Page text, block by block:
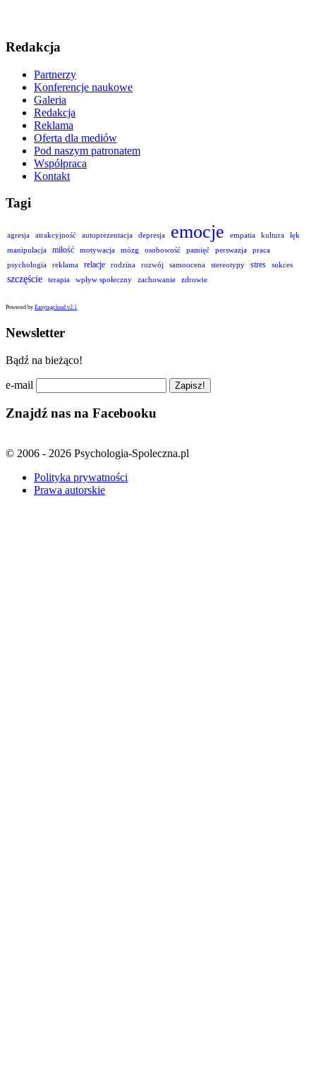
Redakcja
Partnerzy
Konferencje naukowe
Galeria
Redakcja
Reklama
Oferta dla mediów
Pod naszym patronatem
Współpraca
Kontakt
Tagi
agresja atrakcyjność autoprezentacja depresja emocje empatia kultura
lęk
manipulacja
miłość motywacja mózg osobowość pamięć perswazja
praca
psychologia
reklama relacje rodzina rozwój samoocena stereotypy stres sukces
szczęście terapia wpływ społeczny zachowanie zdrowie
Powered by Easytagcloud v2.1
Newsletter
Bądź na bieżąco!
e-mail
Znajdź nas na Facebooku
© 2006 - 2026 Psychologia-Spoleczna.pl
Polityka prywatności
Prawa autorskie